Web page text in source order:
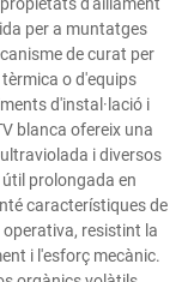
per a muntatges
de curat per
o d'equips
d'instal·lació i
blanca ofereix una
i diversos
prolongada en
característiques de
resistint la
i l'esforç mecànic.